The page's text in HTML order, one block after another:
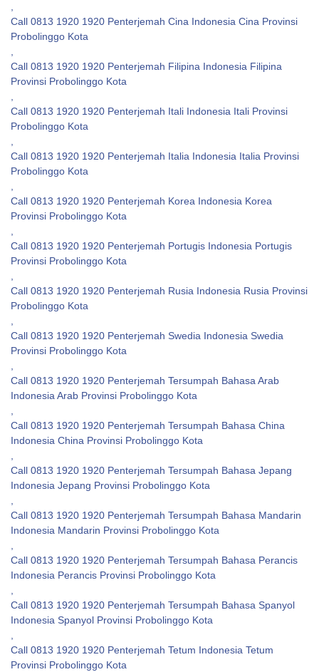
,
Call 0813 1920 1920 Penterjemah Cina Indonesia Cina Provinsi
Probolinggo Kota
,
Call 0813 1920 1920 Penterjemah Filipina Indonesia Filipina
Provinsi Probolinggo Kota
,
Call 0813 1920 1920 Penterjemah Itali Indonesia Itali Provinsi
Probolinggo Kota
,
Call 0813 1920 1920 Penterjemah Italia Indonesia Italia Provinsi
Probolinggo Kota
,
Call 0813 1920 1920 Penterjemah Korea Indonesia Korea
Provinsi Probolinggo Kota
,
Call 0813 1920 1920 Penterjemah Portugis Indonesia Portugis
Provinsi Probolinggo Kota
,
Call 0813 1920 1920 Penterjemah Rusia Indonesia Rusia Provinsi
Probolinggo Kota
,
Call 0813 1920 1920 Penterjemah Swedia Indonesia Swedia
Provinsi Probolinggo Kota
,
Call 0813 1920 1920 Penterjemah Tersumpah Bahasa Arab
Indonesia Arab Provinsi Probolinggo Kota
,
Call 0813 1920 1920 Penterjemah Tersumpah Bahasa China
Indonesia China Provinsi Probolinggo Kota
,
Call 0813 1920 1920 Penterjemah Tersumpah Bahasa Jepang
Indonesia Jepang Provinsi Probolinggo Kota
,
Call 0813 1920 1920 Penterjemah Tersumpah Bahasa Mandarin
Indonesia Mandarin Provinsi Probolinggo Kota
,
Call 0813 1920 1920 Penterjemah Tersumpah Bahasa Perancis
Indonesia Perancis Provinsi Probolinggo Kota
,
Call 0813 1920 1920 Penterjemah Tersumpah Bahasa Spanyol
Indonesia Spanyol Provinsi Probolinggo Kota
,
Call 0813 1920 1920 Penterjemah Tetum Indonesia Tetum
Provinsi Probolinggo Kota